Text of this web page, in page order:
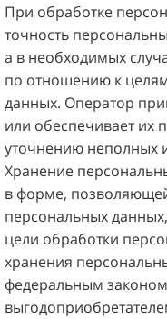
При обработке
точность
а в необходимых
по отношению к
данных. Оператор
или обеспечивает их
уточнению неполных
Хранение
в форме,
персональных
цели обработки
хранения
федеральным